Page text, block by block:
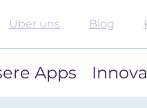
Über uns Blog
Apps